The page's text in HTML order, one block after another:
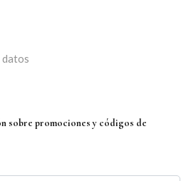
sobre promociones y códigos de